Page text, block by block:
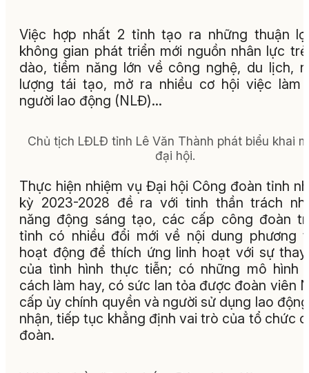
Việc hợp nhất 2 tỉnh tạo ra những thuận
không gian phát triển mới nguồn nhân lực
dào, tiềm năng lớn về công nghệ, du lịch,
lượng tái tạo, mở ra nhiều cơ hội việc làm
người lao động (NLĐ)...
Chủ tịch LĐLĐ tỉnh Lê Văn Thành phát biểu khai
đại hội.
Thực hiện nhiệm vụ Đại hội Công đoàn tỉnh
kỳ 2023-2028 đề ra với tinh thần trách
năng động sáng tạo, các cấp công đoàn
tỉnh có nhiều đổi mới về nội dung phương
hoạt động để thích ứng linh hoạt với sự
của tình hình thực tiễn; có những mô hình
cách làm hay, có sức lan tỏa được đoàn viên
cấp ủy chính quyền và người sử dụng lao
nhận, tiếp tục khẳng định vai trò của tổ chức
đoàn.